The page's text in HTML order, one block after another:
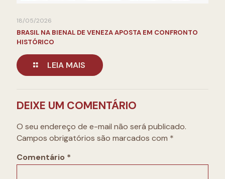
18/05/2026
BRASIL NA BIENAL DE VENEZA APOSTA EM CONFRONTO
HISTÓRICO
LEIA MAIS
DEIXE UM COMENTÁRIO
O seu endereço de e-mail não será publicado.
Campos obrigatórios são marcados com *
Comentário *